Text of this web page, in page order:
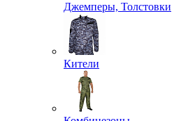
Джемперы, Толстовки
Кители